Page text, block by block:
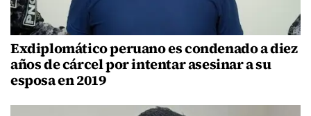
Exdiplomático peruano es condenado a diez
años de cárcel por intentar asesinar a su
esposa en 2019